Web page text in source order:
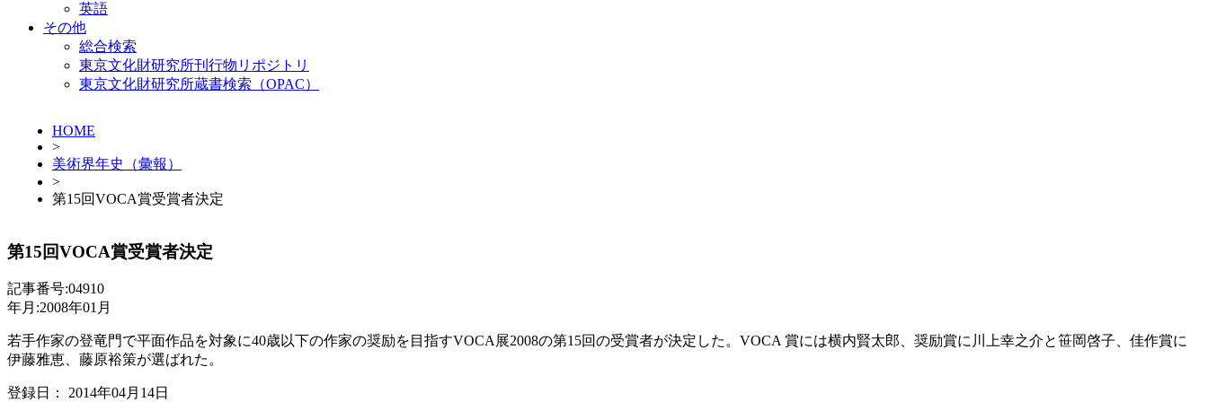
英語
その他
総合検索
東京文化財研究所刊行物リポジトリ
東京文化財研究所蔵書検索（OPAC）
HOME
>
美術界年史（彙報）
>
第15回VOCA賞受賞者決定
第15回VOCA賞受賞者決定
記事番号:04910
年月:2008年01月
若手作家の登竜門で平面作品を対象に40歳以下の作家の奨励を目指すVOCA展2008の第15回の受賞者が決定した。VOCA 賞には横内賢太郎、奨励賞に川上幸之介と笹岡啓子、佳作賞に
伊藤雅恵、藤原裕策が選ばれた。
登録日： 2014年04月14日